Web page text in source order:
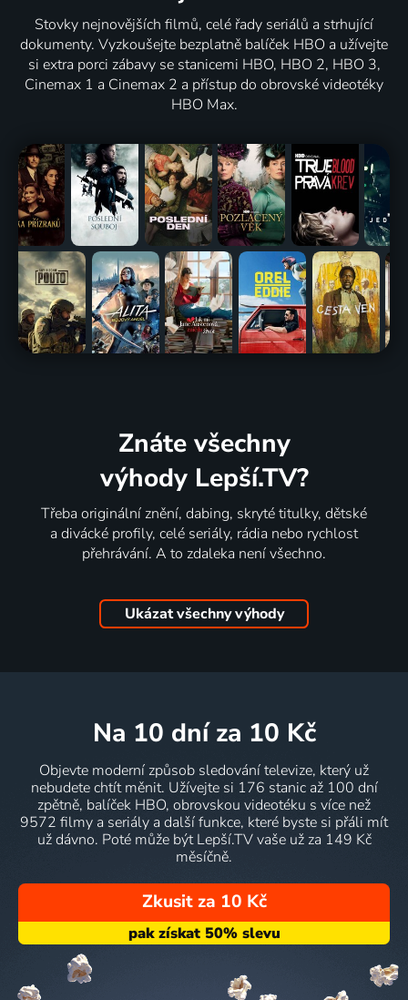
Stovky nejnovějších filmů, celé řady seriálů a strhující
dokumenty. Vyzkoušejte bezplatně balíček HBO a užívejte
si extra porci zábavy se stanicemi HBO, HBO 2, HBO 3,
Cinemax 1 a Cinemax 2 a přístup do obrovské videotéky
HBO Max.
Znáte všechny
výhody Lepší.TV?
Třeba originální znění, dabing, skryté titulky, dětské
a divácké profily, celé seriály, rádia nebo rychlost
přehrávání. A to zdaleka není všechno.
Ukázat všechny výhody
na 10 dní za 10 Kč
Objevte moderní způsob sledování televize, který už
nebudete chtít měnit. Užívejte si 176 stanic až 100 dní
zpětně, balíček HBO, obrovskou videotéku s více než
9572 filmy a seriály a další funkce, které byste si přáli mít
už dávno. Poté může být Lepší.TV vaše už za 149 Kč
měsíčně.
Zkusit za 10 Kč